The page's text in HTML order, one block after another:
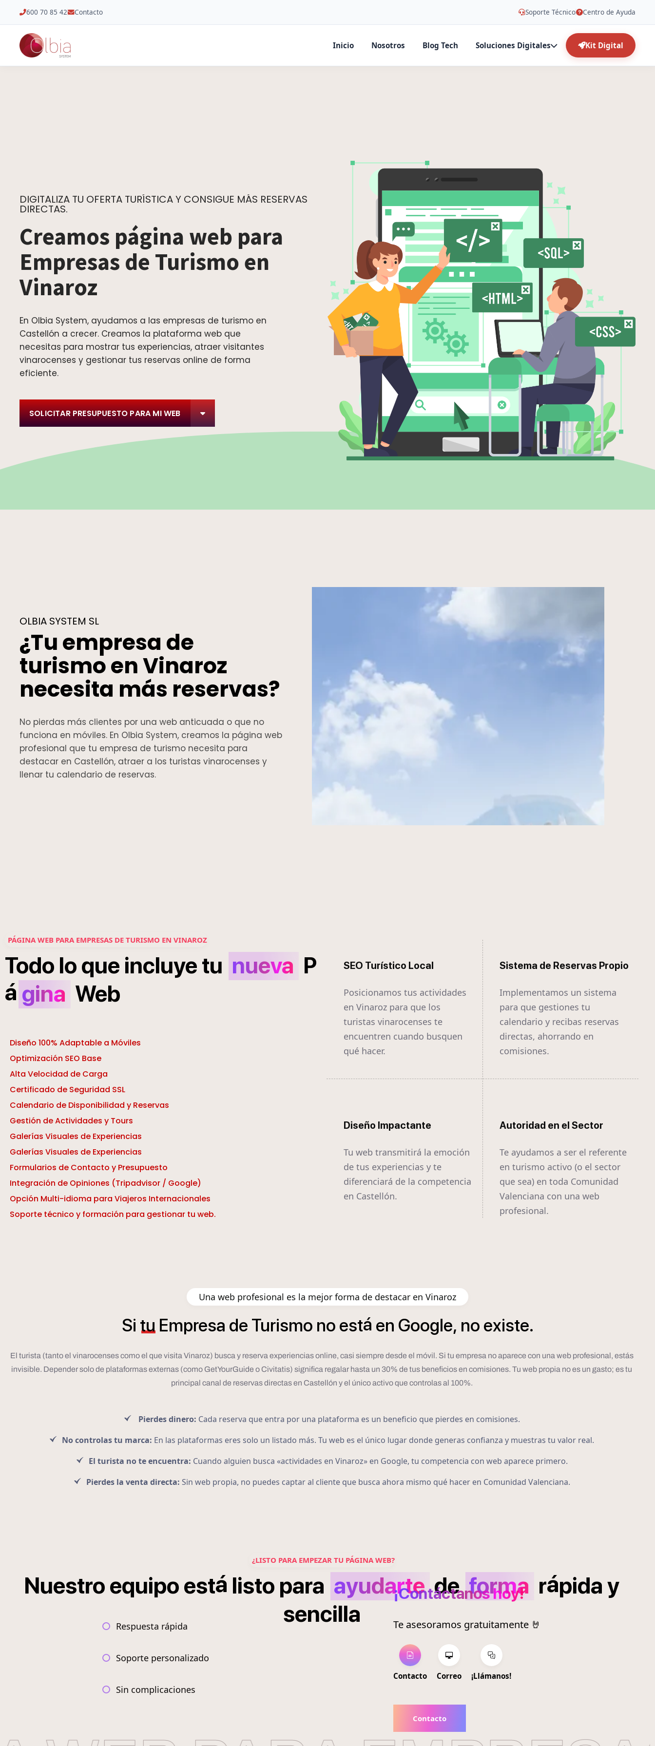
600 70 85 42 Contacto Soporte Técnico Centro de Ayuda
Inicio Nosotros Blog Tech Soluciones Digitales Kit Digital
DIGITALIZA TU OFERTA TURÍSTICA Y CONSIGUE MÁS RESERVAS
DIRECTAS.
Creamos página web para
Empresas de Turismo en
Vinaroz
En Olbia System, ayudamos a las empresas de turismo en
Castellón a crecer. Creamos la plataforma web que
necesitas para mostrar tus experiencias, atraer visitantes
vinarocenses y gestionar tus reservas online de forma
eficiente.
SOLICITAR PRESUPUESTO PARA MI WEB
OLBIA SYSTEM SL
¿Tu empresa de
turismo en Vinaroz
necesita más reservas?
No pierdas más clientes por una web anticuada o que no
funciona en móviles. En Olbia System, creamos la página web
profesional que tu empresa de turismo necesita para
destacar en Castellón, atraer a los turistas vinarocenses y
llenar tu calendario de reservas.
PÁGINA WEB PARA EMPRESAS DE TURISMO EN VINAROZ
Todo lo que incluye tu nueva P
á gina Web
Diseño 100% Adaptable a Móviles
Optimización SEO Base
Alta Velocidad de Carga
Certificado de Seguridad SSL
Calendario de Disponibilidad y Reservas
Gestión de Actividades y Tours
Galerías Visuales de Experiencias
Galerías Visuales de Experiencias
Formularios de Contacto y Presupuesto
Integración de Opiniones (Tripadvisor / Google)
Opción Multi-idioma para Viajeros Internacionales
Soporte técnico y formación para gestionar tu web.
SEO Turístico Local
Posicionamos tus actividades
en Vinaroz para que los
turistas vinarocenses te
encuentren cuando busquen
qué hacer.
Sistema de Reservas Propio
Implementamos un sistema
para que gestiones tu
calendario y recibas reservas
directas, ahorrando en
comisiones.
Diseño Impactante
Tu web transmitirá la emoción
de tus experiencias y te
diferenciará de la competencia
en Castellón.
Autoridad en el Sector
Te ayudamos a ser el referente
en turismo activo (o el sector
que sea) en toda Comunidad
Valenciana con una web
profesional.
Una web profesional es la mejor forma de destacar en Vinaroz
Si tu Empresa de Turismo no está en Google, no existe.
El turista (tanto el vinarocenses como el que visita Vinaroz) busca y reserva experiencias online, casi siempre desde el móvil. Si tu empresa no aparece con una web profesional, estás
invisible. Depender solo de plataformas externas (como GetYourGuide o Civitatis) significa regalar hasta un 30% de tus beneficios en comisiones. Tu web propia no es un gasto; es tu
principal canal de reservas directas en Castellón y el único activo que controlas al 100%.
Pierdes dinero: Cada reserva que entra por una plataforma es un beneficio que pierdes en comisiones.
No controlas tu marca: En las plataformas eres solo un listado más. Tu web es el único lugar donde generas confianza y muestras tu valor real.
El turista no te encuentra: Cuando alguien busca «actividades en Vinaroz» en Google, tu competencia con web aparece primero.
Pierdes la venta directa: Sin web propia, no puedes captar al cliente que busca ahora mismo qué hacer en Comunidad Valenciana.
¿LISTO PARA EMPEZAR TU PÁGINA WEB?
Nuestro equipo está listo para ayudarte de forma rápida y
sencilla
Respuesta rápida
Soporte personalizado
Sin complicaciones
¡Contáctanos hoy!
Te asesoramos gratuitamente 🤘
Contacto Correo ¡Llámanos!
Contacto